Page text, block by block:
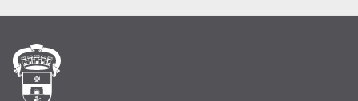
em
janela)
em
em
(link
em
em
em